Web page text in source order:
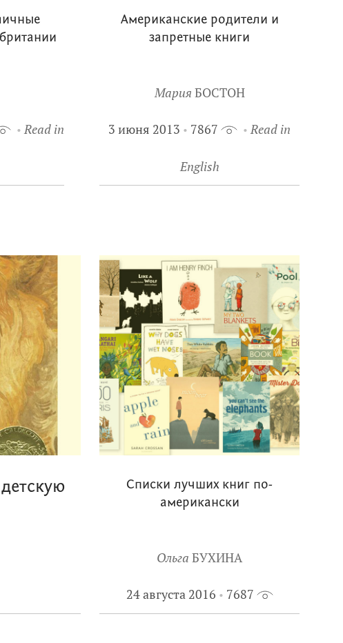
Read in
Американские родители и
запретные книги
Мария БОСТОН
3 июня 2013 7867 Read in
English
Списки лучших книг по-
американски
Ольга БУХИНА
24 августа 2016 7687